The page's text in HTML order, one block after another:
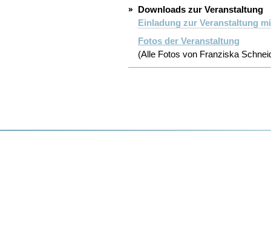
Downloads zur Veranstaltung
Einladung zur Veranstaltung
Fotos der Veranstaltung
(Alle Fotos von Franziska